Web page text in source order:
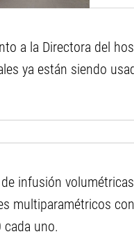
a la Directora del
ya están siendo
infusión
multiparamétricos
uno.